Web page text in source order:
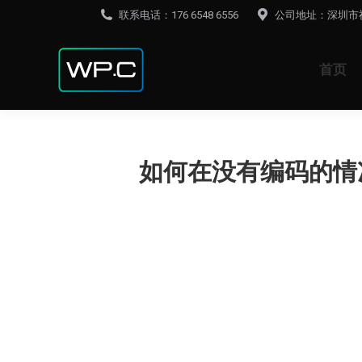
联系电话：176 6548 6556 公司地址：深圳
首页
如何在没有编码的